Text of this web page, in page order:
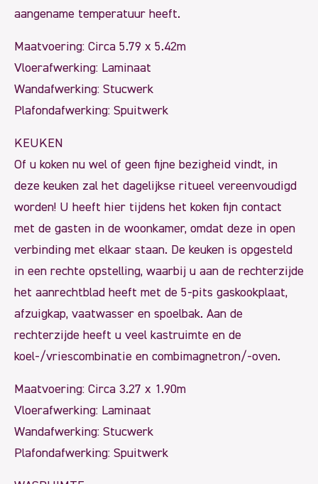
aangename temperatuur heeft.
Maatvoering: Circa 5.79 x 5.42m
Vloerafwerking: Laminaat
Wandafwerking: Stucwerk
Plafondafwerking: Spuitwerk
KEUKEN
Of u koken nu wel of geen fijne bezigheid vindt, in
deze keuken zal het dagelijkse ritueel vereenvoudigd
worden! U heeft hier tijdens het koken fijn contact
met de gasten in de woonkamer, omdat deze in open
verbinding met elkaar staan. De keuken is opgesteld
in een rechte opstelling, waarbij u aan de rechterzijde
het aanrechtblad heeft met de 5-pits gaskookplaat,
afzuigkap, vaatwasser en spoelbak. Aan de
rechterzijde heeft u veel kastruimte en de
koel-/vriescombinatie en combimagnetron/-oven.
Maatvoering: Circa 3.27 x 1.90m
Vloerafwerking: Laminaat
Wandafwerking: Stucwerk
Plafondafwerking: Spuitwerk